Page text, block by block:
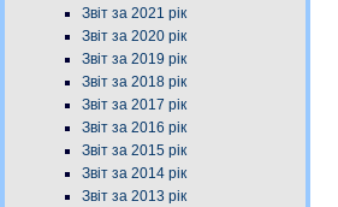
Звіт за 2021 рік
Звіт за 2020 рік
Звіт за 2019 рік
Звіт за 2018 рік
Звіт за 2017 рік
Звіт за 2016 рік
Звіт за 2015 рік
Звіт за 2014 рік
Звіт за 2013 рік